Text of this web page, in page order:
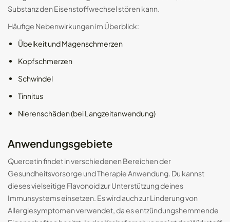
Substanz den Eisenstoffwechsel stören kann.
Häufige Nebenwirkungen im Überblick:
Übelkeit und Magenschmerzen
Kopfschmerzen
Schwindel
Tinnitus
Nierenschäden (bei Langzeitanwendung)
Anwendungsgebiete
Quercetin findet in verschiedenen Bereichen der
Gesundheitsvorsorge und Therapie Anwendung. Du kannst
dieses vielseitige Flavonoid zur Unterstützung deines
Immunsystems einsetzen. Es wird auch zur Linderung von
Allergiesymptomen verwendet, da es entzündungshemmende